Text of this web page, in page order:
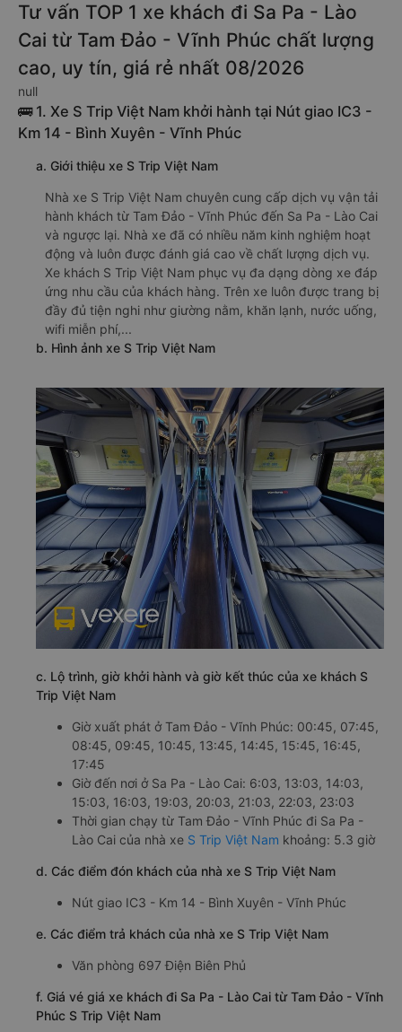
Tư vấn TOP 1 xe khách đi Sa Pa - Lào
Cai từ Tam Đảo - Vĩnh Phúc chất lượng
cao, uy tín, giá rẻ nhất 08/2026
null
🚌 1. Xe S Trip Việt Nam khởi hành tại Nút giao IC3 -
Km 14 - Bình Xuyên - Vĩnh Phúc
a. Giới thiệu xe S Trip Việt Nam
Nhà xe S Trip Việt Nam chuyên cung cấp dịch vụ vận tải
hành khách từ Tam Đảo - Vĩnh Phúc đến Sa Pa - Lào Cai
và ngược lại. Nhà xe đã có nhiều năm kinh nghiệm hoạt
động và luôn được đánh giá cao về chất lượng dịch vụ.
Xe khách S Trip Việt Nam phục vụ đa dạng dòng xe đáp
ứng nhu cầu của khách hàng. Trên xe luôn được trang bị
đầy đủ tiện nghi như giường nằm, khăn lạnh, nước uống,
wifi miễn phí,...
b. Hình ảnh xe S Trip Việt Nam
c. Lộ trình, giờ khởi hành và giờ kết thúc của xe khách S
Trip Việt Nam
Giờ xuất phát ở Tam Đảo - Vĩnh Phúc: 00:45, 07:45,
08:45, 09:45, 10:45, 13:45, 14:45, 15:45, 16:45,
17:45
Giờ đến nơi ở Sa Pa - Lào Cai: 6:03, 13:03, 14:03,
15:03, 16:03, 19:03, 20:03, 21:03, 22:03, 23:03
Thời gian chạy từ Tam Đảo - Vĩnh Phúc đi Sa Pa -
Lào Cai của nhà xe S Trip Việt Nam khoảng: 5.3 giờ
d. Các điểm đón khách của nhà xe S Trip Việt Nam
Nút giao IC3 - Km 14 - Bình Xuyên - Vĩnh Phúc
e. Các điểm trả khách của nhà xe S Trip Việt Nam
Văn phòng 697 Điện Biên Phủ
f. Giá vé giá xe khách đi Sa Pa - Lào Cai từ Tam Đảo - Vĩnh
Phúc S Trip Việt Nam